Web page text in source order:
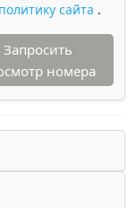
сайта .
Запросить
номера